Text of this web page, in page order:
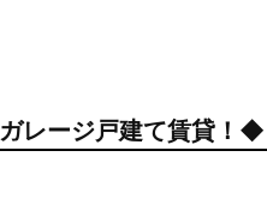
レージ戸建て賃貸！◆